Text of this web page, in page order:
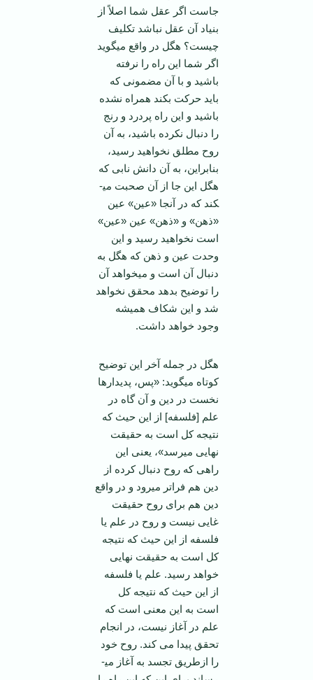
جاست اگر عقل شما اصلاً از
بنیاد آن عقل نباشد تکلیف
چیست؟ هگل در واقع می­گوید
اگر شما این راه را نرفته
باشید و با آن مضمونی که
باید حرکت بکند همراه نشده
باشید و این راه پردرد و رنج
را دنبال نکرده باشید، به آن
روح مطلق نخواهید رسید،
بنابراین، به آن دانش نابی که
هگل این جا از آن صحبت می­
کند که در آنجا «عین» عین
«ذهن» و «ذهن» عین «عین»
است نخواهید رسید و این
وحدت عین و ذهن که هگل به
دنبال آن است و می­خواهد آن
را توضیح بدهد محقق نخواهد
شد و این شکاف همیشه
وجود خواهد داشت.
هگل در جمله آخر این توضیح
کوتاه می­گوید: «پس، پدیدارها
نخست در دین و آن گاه در
علم [فلسفه] از این حیث که
نتیجه کل است به حقیقت
نهایی می­رسد»، یعنی این
راهی که روح دنبال کرده از
دین هم فراتر می­رود و در واقع
دین هم برای روح حقیقت
غایی نیست و روح در علم یا
فلسفه از این حیث که نتیجه
کل است به حقیقت نهایی
خواهد رسید. علم یا فلسفه
از این حیث که نتیجه کل
است به این معنی است که
علم در آغاز نیست، در انجام
تحقق پیدا می کند. روح خود
را ازطریق تجسد به آغاز می­